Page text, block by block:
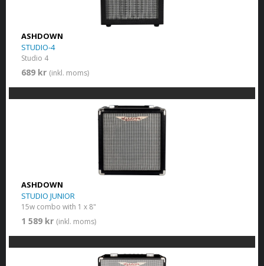
ASHDOWN
STUDIO-4
Studio 4
689 kr (inkl. moms)
ASHDOWN
STUDIO JUNIOR
15w combo with 1 x 8"
1 589 kr (inkl. moms)